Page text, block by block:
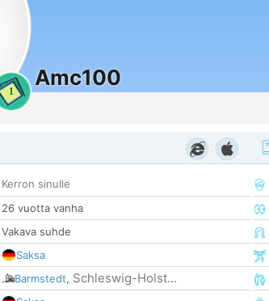
1
Amc100
Kerron sinulle
26 vuotta vanha
Vakava suhde
Saksa
Barmstedt, Schleswig-Holst...